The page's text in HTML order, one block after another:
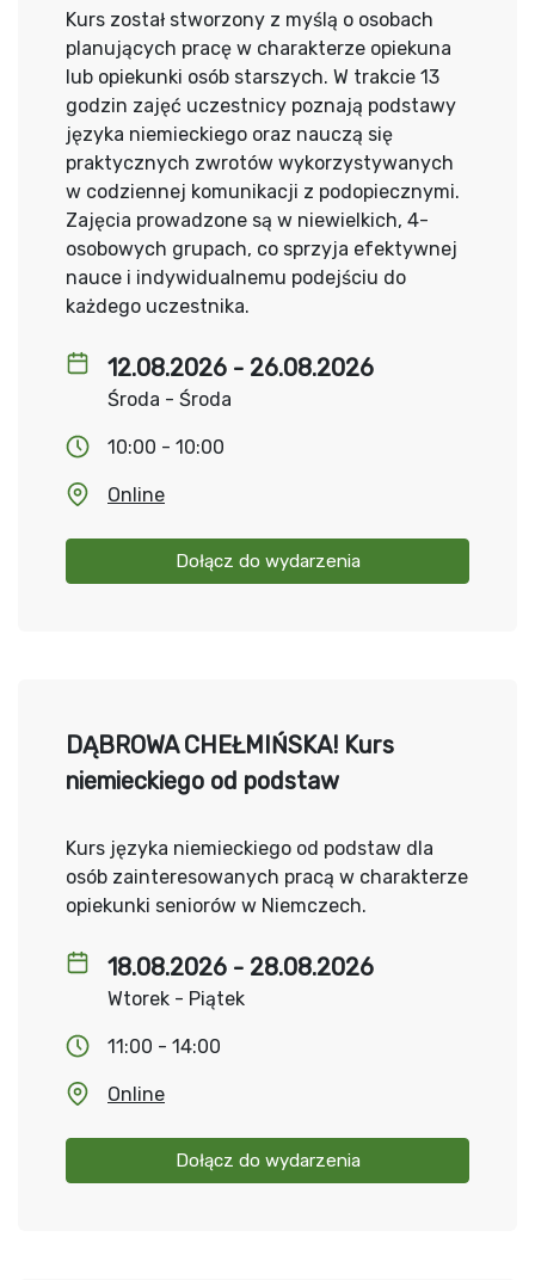
12.08.2026 - 26.08.2026
Środa - Środa
10:00 - 10:00
Online
Dołącz do wydarzenia
Kurs został stworzony z myślą o osobach
planujących pracę w charakterze opiekuna
lub opiekunki osób starszych. W trakcie 13
godzin zajęć uczestnicy poznają podstawy
języka niemieckiego oraz nauczą się
praktycznych zwrotów wykorzystywanych
w codziennej komunikacji z podopiecznymi.
Zajęcia prowadzone są w niewielkich, 4-
osobowych grupach, co sprzyja efektywnej
nauce i indywidualnemu podejściu do
każdego uczestnika.
18.08.2026 - 28.08.2026
Wtorek - Piątek
11:00 - 14:00
Online
Dołącz do wydarzenia
DĄBROWA CHEŁMIŃSKA! Kurs
niemieckiego od podstaw
Kurs języka niemieckiego od podstaw dla
osób zainteresowanych pracą w charakterze
opiekunki seniorów w Niemczech.